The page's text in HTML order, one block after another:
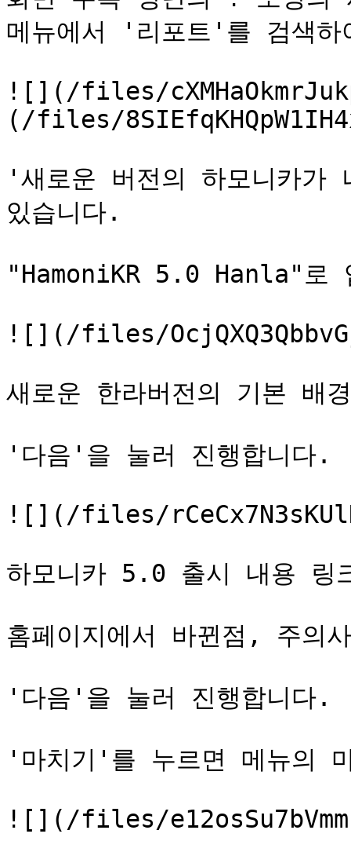
메뉴에서 '리포트'를 검색하
![](/files/
(/files/
'새로운 버전의 하모니카가
있습니다.
"HamoniKR 5.0 Hanla"로
![](/files/
새로운 한라버전의 기본 배
'다음'을 눌러 진행합니다.
![](/files/
하모니카 5.0 출시 내용 링
홈페이지에서 바뀐점, 주의
'다음'을 눌러 진행합니다.
'마치기'를 누르면 메뉴의
![](/files/